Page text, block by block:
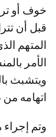
خوف أو
قبل أن
المتهم
الأمر
ويتشبث
اتهامه
وتم إجراء